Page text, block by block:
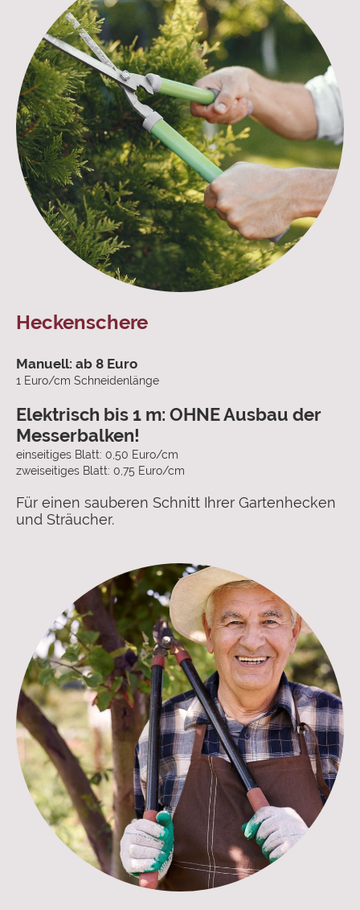
Heckenschere
Manuell: ab 8 Euro
1 Euro/cm Schneidenlänge
Elektrisch bis 1 m: OHNE Ausbau der
Messerbalken!
einseitiges Blatt: 0,50 Euro/cm
zweiseitiges Blatt: 0,75 Euro/cm
Für einen sauberen Schnitt Ihrer Gartenhecken
und Sträucher.